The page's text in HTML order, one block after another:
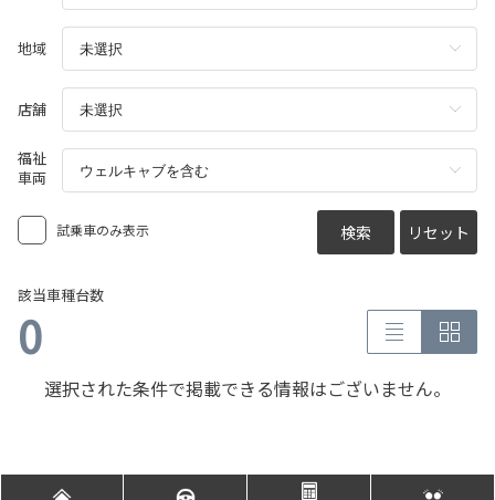
地域
店舗
福祉
車両
試乗車のみ表示 検索 リセット
該当車種台数
0
選択された条件で掲載できる情報はございません。